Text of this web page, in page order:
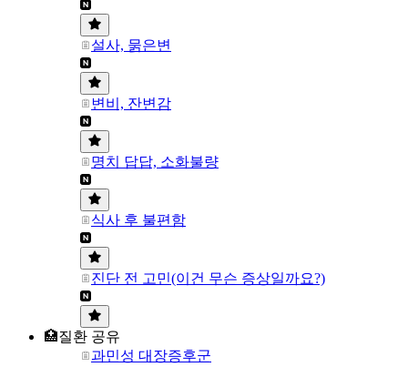
설사, 묽은변
변비, 잔변감
명치 답답, 소화불량
식사 후 불편함
진단 전 고민(이건 무슨 증상일까요?)
🏥질환 공유
과민성 대장증후군